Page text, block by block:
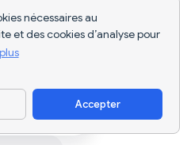
nécessaires au
et des cookies d’analyse pour
Accepter
Mensuelle
l'appli